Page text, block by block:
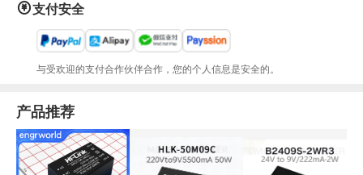
支付安全
与受欢迎的支付合作伙伴合作，您的个人信息是安全的。
产品推荐